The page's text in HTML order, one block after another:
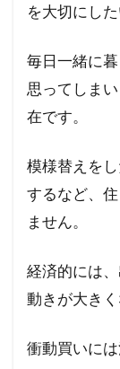
1.4
1.5
獅子
乙女
座
天秤
1.8
蠍座
射手
を大切にした
毎日一緒に
思ってしま
在です。
模様替えを
するなど、
ません。
経済的には
動きが大きく
衝動買いに